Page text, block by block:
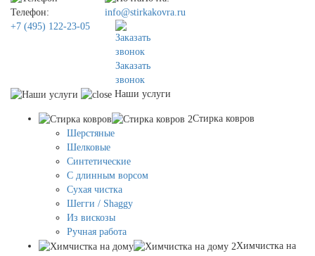
Телефон:
+7 (495) 122-23-05
info@stirkakovra.ru
Заказать
звонок
Наши услуги
Стирка ковров
Шерстяные
Шелковые
Синтетические
С длинным ворсом
Сухая чистка
Шегги / Shaggy
Из вискозы
Ручная работа
Химчистка на